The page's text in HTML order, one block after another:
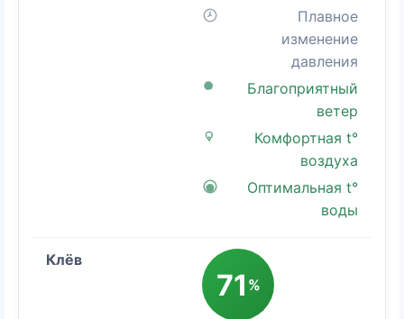
Плавное
изменение
давления
Благоприятный
ветер
Комфортная t°
воздуха
Оптимальная t°
воды
71 %